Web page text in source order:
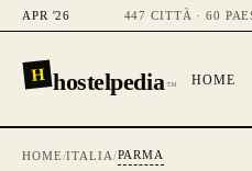
APR '26 447 CITTÀ · 60
H hostelpedia™ HOME
HOME/ITALIA/PARMA